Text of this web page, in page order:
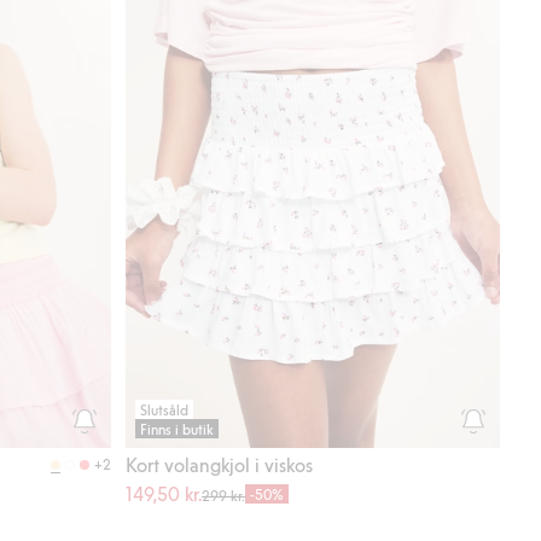
+2
Slutsåld
Finns i butik
Kort volangkjol i viskos
149,50 kr.299 kr. -50%